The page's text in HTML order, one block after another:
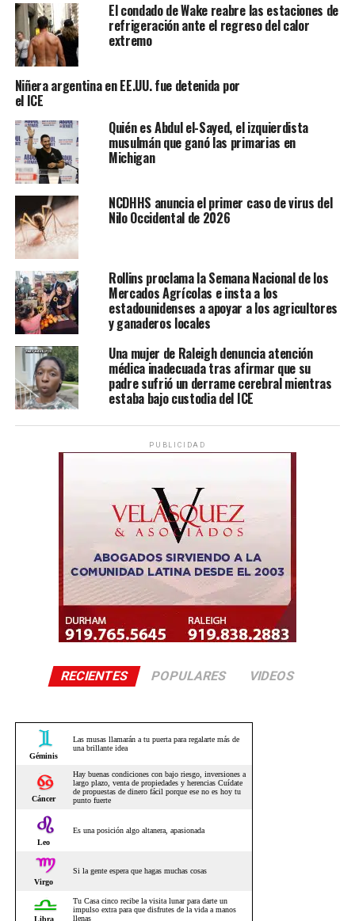
El condado de Wake reabre las estaciones de
refrigeración ante el regreso del calor
extremo
Niñera argentina en EE.UU. fue detenida por
el ICE
Quién es Abdul el-Sayed, el izquierdista
musulmán que ganó las primarias en
Michigan
NCDHHS anuncia el primer caso de virus del
Nilo Occidental de 2026
Rollins proclama la Semana Nacional de los
Mercados Agrícolas e insta a los
estadounidenses a apoyar a los agricultores
y ganaderos locales
Una mujer de Raleigh denuncia atención
médica inadecuada tras afirmar que su
padre sufrió un derrame cerebral mientras
estaba bajo custodia del ICE
PUBLICIDAD
RECIENTES POPULARES VIDEOS